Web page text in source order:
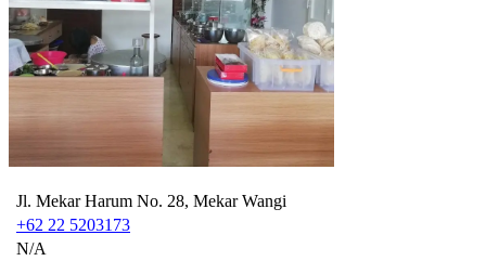
Jl. Mekar Harum No. 28, Mekar Wangi
+62 22 5203173
N/A